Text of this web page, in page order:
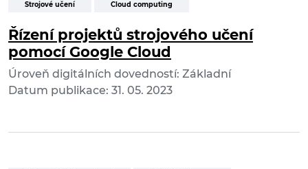
Strojové učení Cloud computing
Řízení projektů strojového učení
pomocí Google Cloud
Úroveň digitálních dovedností: Základní
Datum publikace: 31. 05. 2023